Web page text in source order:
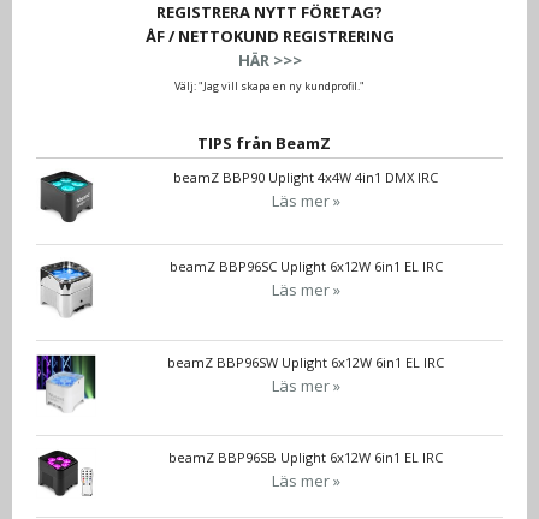
REGISTRERA NYTT FÖRETAG?
ÅF / NETTOKUND REGISTRERING
HÄR >>>
Välj: "Jag vill skapa en ny kundprofil."
TIPS från BeamZ
beamZ BBP90 Uplight 4x4W 4in1 DMX IRC
Läs mer »
beamZ BBP96SC Uplight 6x12W 6in1 EL IRC
Läs mer »
beamZ BBP96SW Uplight 6x12W 6in1 EL IRC
Läs mer »
beamZ BBP96SB Uplight 6x12W 6in1 EL IRC
Läs mer »